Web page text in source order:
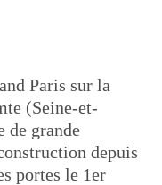
Paris sur la
(Seine-et-
de grande
depuis
portes le 1er